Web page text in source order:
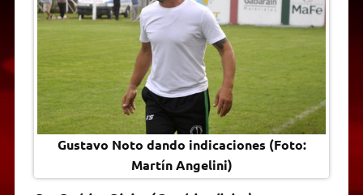
Gustavo Noto dando indicaciones (Foto:
Martín Angelini)